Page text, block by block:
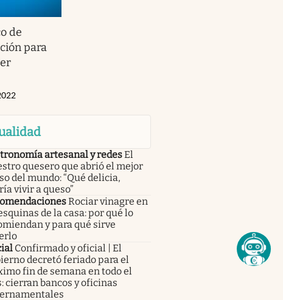
de
para
artesanal y redesEl
quesero que abrió el mejor
del mundo: “Qué delicia,
vivir a queso”
Rociar vinagre en
de la casa: por qué lo
y para qué sirve
Confirmado y oficial | El
decretó feriado para el
fin de semana en todo el
cierran bancos y oficinas